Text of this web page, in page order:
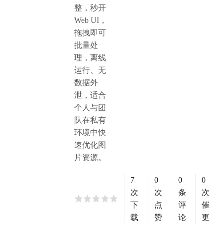
整，秒开
Web UI，
拖拽即可
批量处
理，离线
运行、无
数据外
泄，适合
个人与团
队在私有
环境中快
速优化图
片资源。
7
次
下
载
0
次
点
赞
0
条
评
论
0
次
催
更